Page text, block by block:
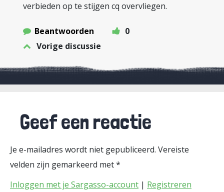
verbieden op te stijgen cq overvliegen.
Beantwoorden
0
Vorige discussie
Geef een reactie
Je e-mailadres wordt niet gepubliceerd. Vereiste
velden zijn gemarkeerd met*
Inloggen met je Sargasso-account | Registreren